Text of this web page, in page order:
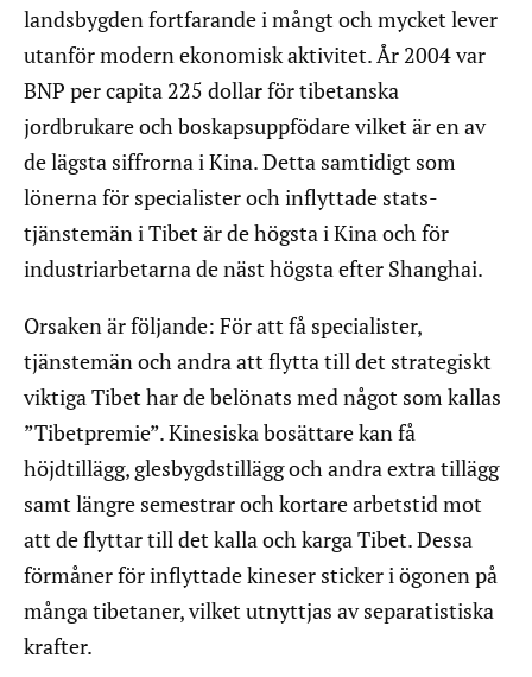
landsbygden fortfarande i mångt och mycket lever
utanför modern ekonomisk aktivitet. År 2004 var
BNP per capita 225 dollar för tibetanska
jordbrukare och boskapsuppfödare vilket är en av
de lägsta siffrorna i Kina. Detta samtidigt som
lönerna för specialister och inflyttade stats-
tjänstemän i Tibet är de högsta i Kina och för
industriarbetarna de näst högsta efter Shanghai.
Orsaken är följande: För att få specialister,
tjänstemän och andra att flytta till det strategiskt
viktiga Tibet har de belönats med något som kallas
”Tibetpremie”. Kinesiska bosättare kan få
höjdtillägg, glesbygdstillägg och andra extra tillägg
samt längre semestrar och kortare arbetstid mot
att de flyttar till det kalla och karga Tibet. Dessa
förmåner för inflyttade kineser sticker i ögonen på
många tibetaner, vilket utnyttjas av separatistiska
krafter.